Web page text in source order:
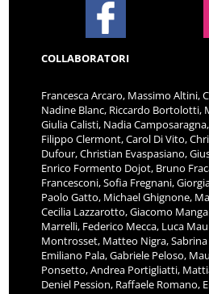
COLLABORATORI
Francesca Arcaro, Massimo Altini,
Nadine Blanc, Riccardo Bortolotti,
Giulia Calisti, Nadia
Filippo Clermont, Carol Di Vito,
Dufour, Christian Evaspasiano,
Enrico Formento Dojot, Bruno
Francesconi, Sofia Fregnani,
Paolo Gatto, Michael Ghignone,
Cecilia Lazzarotto, Giacomo
Marrelli, Federico Mecca, Luca
Montrosset, Matteo Nigra,
Emiliano Pala, Gabriele Peloso,
Ponsetto, Andrea Portigliatti,
Deniel Pession, Raffaele Romano,